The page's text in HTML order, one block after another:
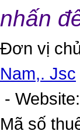
nhấn
Đơn vị
Nam,. Jsc
- Website:
Mã số